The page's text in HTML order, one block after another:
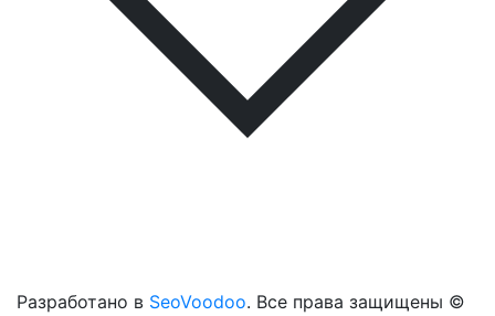
Разработано в SeoVoodoo. Все права защищены ©